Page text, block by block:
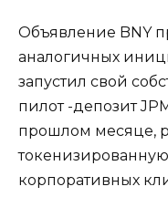
Объявление BNY
аналогичных
запустил свой
пилот -депозит
прошлом месяце,
корпоративных